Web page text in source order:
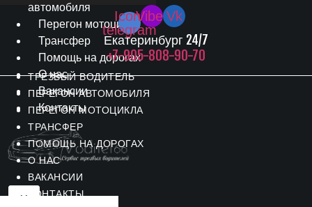
автомобиля
Перегон мотоцикла
Трансфер
Помощь на дорогах
О нас
Вакансии
Контакты
X
Icon-
telegram
ViberVk
Екатеринбург 24/7
+7-905-808-90-70
МенюТРЕЗВЫЙ ВОДИТЕЛЬ
ПЕРЕГОН АВТОМОБИЛЯ
ПЕРЕГОН МОТОЦИКЛА
ТРАНСФЕР
ПОМОЩЬ НА ДОРОГАХ
О НАС
ВАКАНСИИ
КОНТАКТЫ